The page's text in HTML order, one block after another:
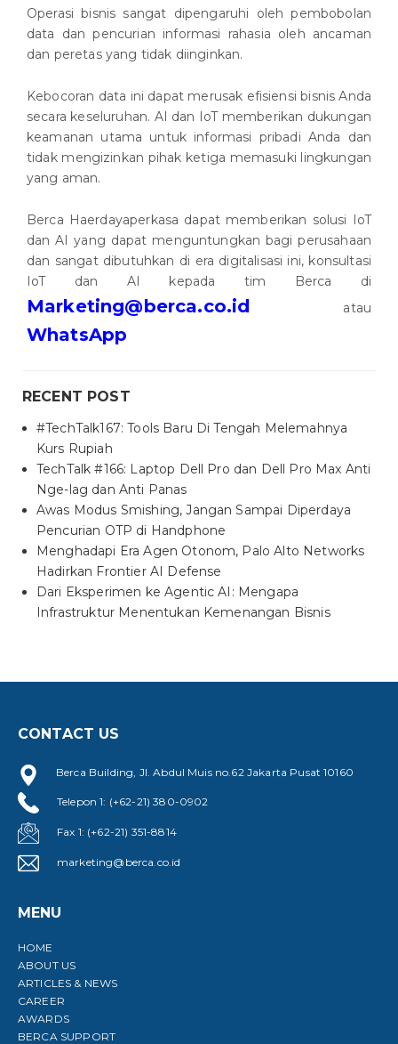
Operasi bisnis sangat dipengaruhi oleh pembobolan
data dan pencurian informasi rahasia oleh ancaman
dan peretas yang tidak diinginkan.
Kebocoran data ini dapat merusak efisiensi bisnis Anda
secara keseluruhan. AI dan IoT memberikan dukungan
keamanan utama untuk informasi pribadi Anda dan
tidak mengizinkan pihak ketiga memasuki lingkungan
yang aman.
Berca Haerdayaperkasa dapat memberikan solusi IoT
dan AI yang dapat menguntungkan bagi perusahaan
dan sangat dibutuhkan di era digitalisasi ini, konsultasi
IoT dan AI kepada tim Berca di
Marketing@berca.co.id atau
WhatsApp
RECENT POST
#TechTalk167: Tools Baru Di Tengah Melemahnya
Kurs Rupiah
TechTalk #166: Laptop Dell Pro dan Dell Pro Max Anti
Nge-lag dan Anti Panas
Awas Modus Smishing, Jangan Sampai Diperdaya
Pencurian OTP di Handphone
Menghadapi Era Agen Otonom, Palo Alto Networks
Hadirkan Frontier AI Defense
Dari Eksperimen ke Agentic AI: Mengapa
Infrastruktur Menentukan Kemenangan Bisnis
CONTACT US
Berca Building, Jl. Abdul Muis no.62 Jakarta Pusat 10160
Telepon 1: (+62-21) 380-0902
Fax 1: (+62-21) 351-8814
marketing@berca.co.id
MENU
HOME
ABOUT US
ARTICLES & NEWS
CAREER
AWARDS
BERCA SUPPORT